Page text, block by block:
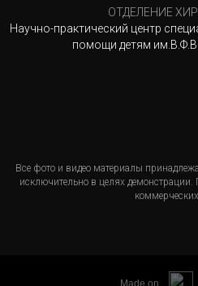
ОТДЕЛЕНИЕ
Научно-практический центр
помощи детям
Все фото и видео материалы
исключительно в целях демонстрации.
Made on